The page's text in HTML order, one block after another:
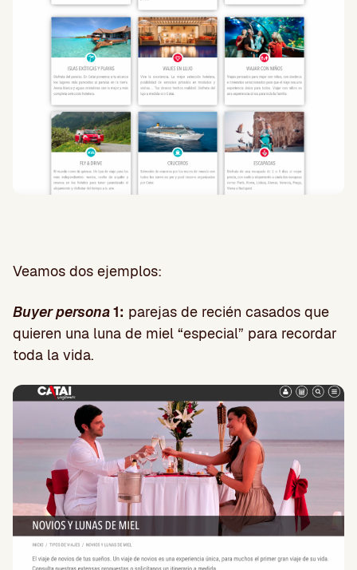
Veamos dos ejemplos:
Buyer persona1: parejas de recién casados que
quieren una luna de miel “especial” para recordar
toda la vida.